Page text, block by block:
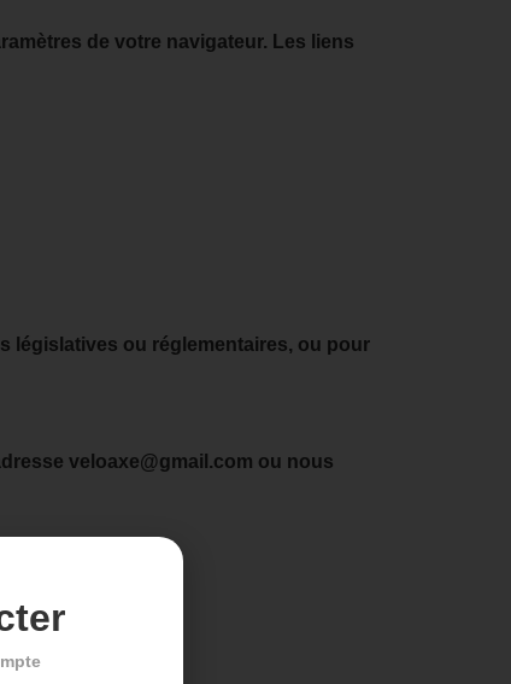
de votre navigateur. Les liens
législatives ou réglementaires, ou pour
veloaxe@gmail.com ou nous